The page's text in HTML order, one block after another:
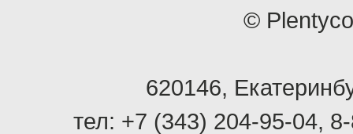
©
620146,
тел: +7 (343) 204-95-04,